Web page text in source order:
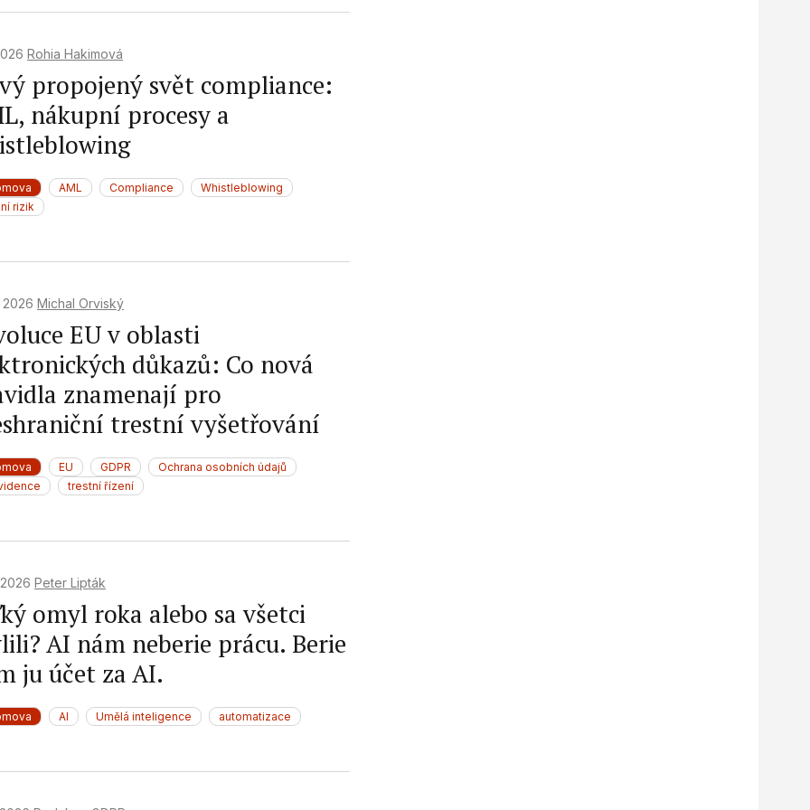
Rohia Hakimová
propojený svět compliance:
nákupní procesy a
AML Compliance
Whistleblowing
rizik
2026 Michal Orviský
EU v oblasti
důkazů: Co nová
znamenají pro
trestní vyšetřování
EU GDPR
Ochrana osobních údajů
trestní řízení
Peter Lipták
omyl roka alebo sa všetci
AI nám neberie prácu. Berie
ju účet za AI.
AI Umělá inteligence automatizace
data from different